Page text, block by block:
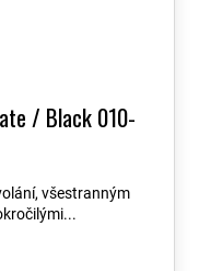
/ Black 010-
všestranným